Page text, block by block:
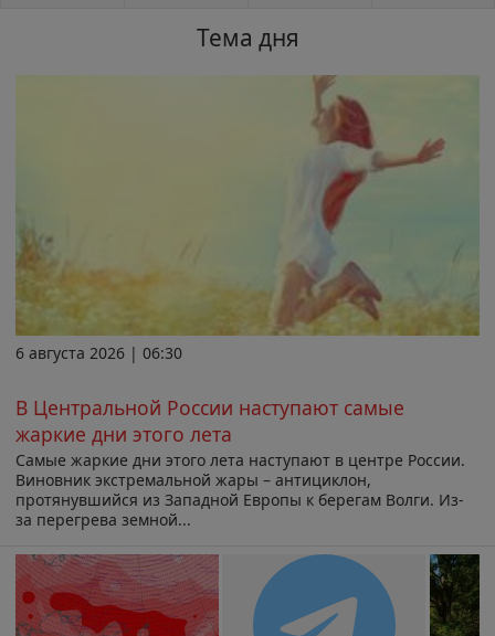
Тема дня
6 августа 2026 | 06:30
В Центральной России наступают самые
жаркие дни этого лета
Самые жаркие дни этого лета наступают в центре России.
Виновник экстремальной жары – антициклон,
протянувшийся из Западной Европы к берегам Волги. Из-
за перегрева земной...